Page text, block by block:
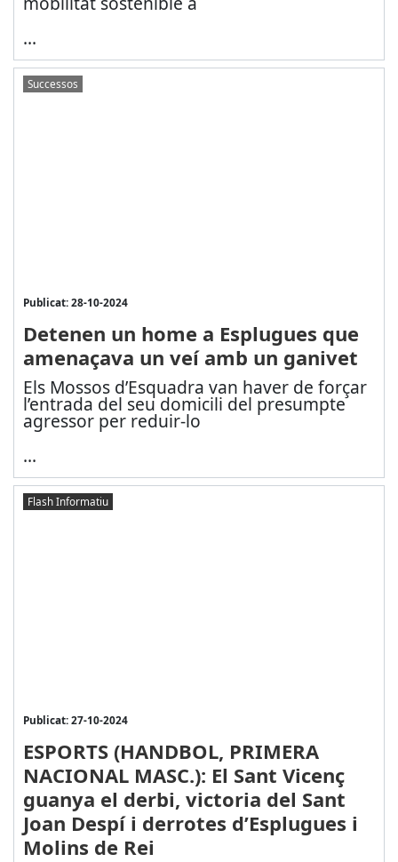
...
Successos
Publicat: 28-10-2024
Detenen un home a Esplugues que
amenaçava un veí amb un ganivet
Els Mossos d’Esquadra van haver de forçar
l’entrada del seu domicili del presumpte
agressor per reduir-lo
...
Flash Informatiu
Publicat: 27-10-2024
ESPORTS (HANDBOL, PRIMERA
NACIONAL MASC.): El Sant Vicenç
guanya el derbi, victoria del Sant
Joan Despí i derrotes d’Esplugues i
Molins de Rei